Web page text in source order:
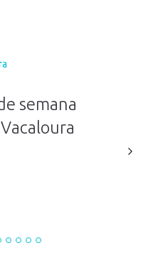
semana